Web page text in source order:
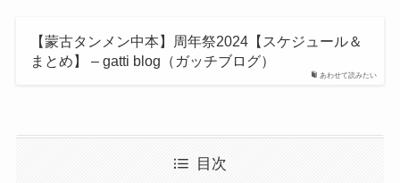
あわせて読みたい
【蒙古タンメン中本】周年祭2024【スケジュール＆
まとめ】 – gatti blog（ガッチブログ）
目次